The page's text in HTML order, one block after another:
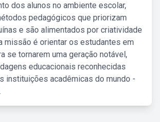
dos alunos no ambiente escolar,
pedagógicos que priorizam
e são alimentados por criatividade
missão é orientar os estudantes em
se tornarem uma geração notável,
educacionais reconhecidas
instituições acadêmicas do mundo -